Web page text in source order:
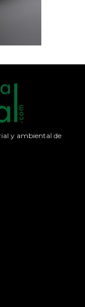
y ambiental de